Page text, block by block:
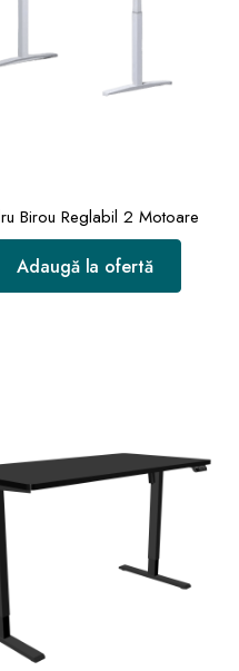
Birou Reglabil 2 Motoare
Adaugă la ofertă